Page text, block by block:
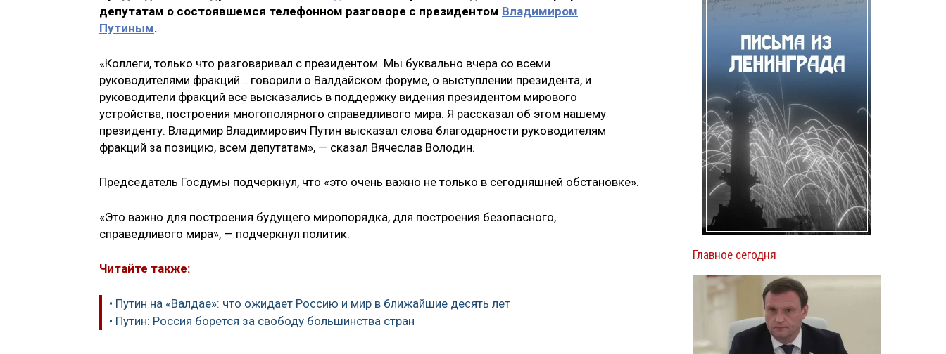
депутатам о состоявшемся телефонном разговоре с президентом Владимиром
Путиным.
«Коллеги, только что разговаривал с президентом. Мы буквально вчера со всеми
руководителями фракций… говорили о Валдайском форуме, о выступлении президента, и
руководители фракций все высказались в поддержку видения президентом мирового
устройства, построения многополярного справедливого мира. Я рассказал об этом нашему
президенту. Владимир Владимирович Путин высказал слова благодарности руководителям
фракций за позицию, всем депутатам», — сказал Вячеслав Володин.
Председатель Госдумы подчеркнул, что «это очень важно не только в сегодняшней обстановке».
«Это важно для построения будущего миропорядка, для построения безопасного,
справедливого мира», — подчеркнул политик.
Читайте также:
• Путин на «Валдае»: что ожидает Россию и мир в ближайшие десять лет
• Путин: Россия борется за свободу большинства стран
Главное сегодня